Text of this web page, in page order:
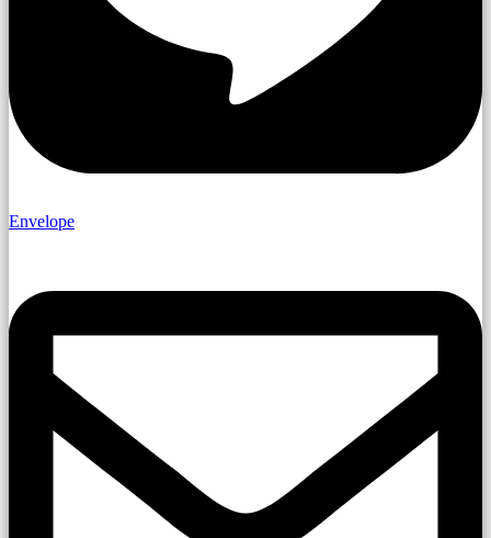
Envelope